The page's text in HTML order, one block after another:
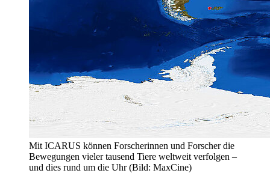
Mit ICARUS können Forscherinnen und Forscher die
Bewegungen vieler tausend Tiere weltweit verfolgen –
und dies rund um die Uhr (Bild: MaxCine)